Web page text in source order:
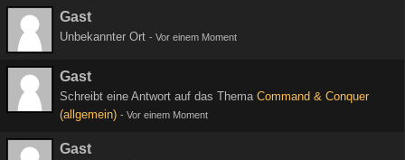
Gast
Unbekannter Ort - Vor einem Moment
Gast
Schreibt eine Antwort auf das Thema Command & Conquer
(allgemein) - Vor einem Moment
Gast